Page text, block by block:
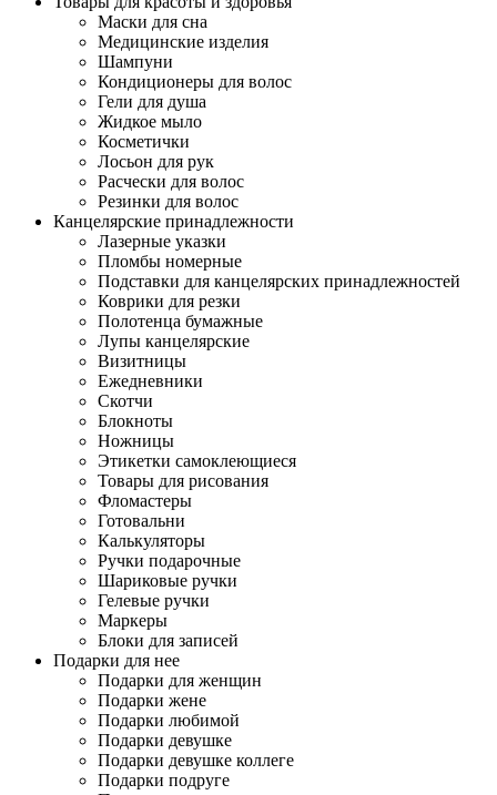
Маски для сна
Медицинские изделия
Шампуни
Кондиционеры для волос
Гели для душа
Жидкое мыло
Косметички
Лосьон для рук
Расчески для волос
Резинки для волос
Канцелярские принадлежности
Лазерные указки
Пломбы номерные
Подставки для канцелярских принадлежностей
Коврики для резки
Полотенца бумажные
Лупы канцелярские
Визитницы
Ежедневники
Скотчи
Блокноты
Ножницы
Этикетки самоклеющиеся
Товары для рисования
Фломастеры
Готовальни
Калькуляторы
Ручки подарочные
Шариковые ручки
Гелевые ручки
Маркеры
Блоки для записей
Подарки для нее
Подарки для женщин
Подарки жене
Подарки любимой
Подарки девушке
Подарки девушке коллеге
Подарки подруге